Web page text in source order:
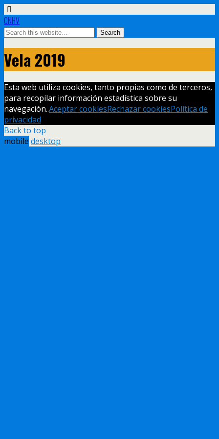
CNHV
Vela 2019
Esta web utiliza cookies, tanto propias como de terceros,
para recopilar información estadística sobre su
navegación..Aceptar cookiesRechazar cookiesPolítica de
privacidad
Back to top
mobile desktop